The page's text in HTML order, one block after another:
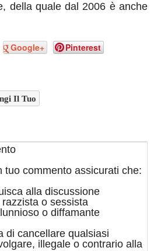
della quale dal 2006 è anche
Google+ Pinterest
Il Tuo
tuo commento assicurati che:
alla discussione
o sessista
o diffamante
di cancellare qualsiasi
illegale o contrario alla